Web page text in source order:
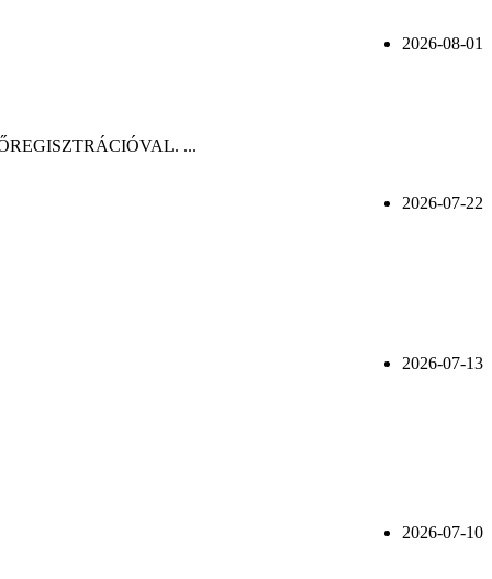
2026-08-01
...
2026-07-22
2026-07-13
2026-07-10